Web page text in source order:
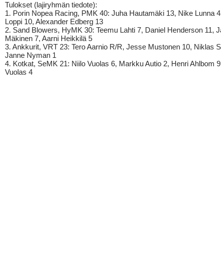
Tulokset (lajiryhmän tiedote):
1. Porin Nopea Racing, PMK 40: Juha Hautamäki 13, Nike Lunna
Loppi 10, Alexander Edberg 13
2. Sand Blowers, HyMK 30: Teemu Lahti 7, Daniel Henderson 11,
Mäkinen 7, Aarni Heikkilä 5
3. Ankkurit, VRT 23: Tero Aarnio R/R, Jesse Mustonen 10, Niklas
Janne Nyman 1
4. Kotkat, SeMK 21: Niilo Vuolas 6, Markku Autio 2, Henri Ahlbom
Vuolas 4